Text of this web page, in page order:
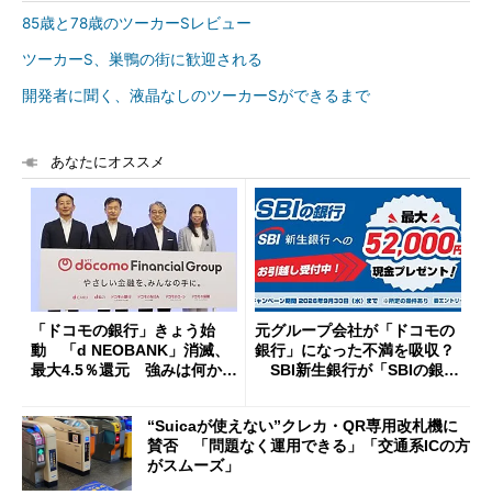
85歳と78歳のツーカーSレビュー
ツーカーS、巣鴨の街に歓迎される
開発者に聞く、液晶なしのツーカーSができるまで
あなたにオススメ
「ドコモの銀行」きょう始
動 「d NEOBANK」消滅、
最大4.5％還元 強みは何か解
元グループ会社が「ドコモの
銀行」になった不満を吸収？
SBI新生銀行が「SBIの銀
開催
“Suicaが使えない”クレカ・QR専用改札機に
賛否 「問題なく運用できる」「交通系ICの方
がスムーズ」